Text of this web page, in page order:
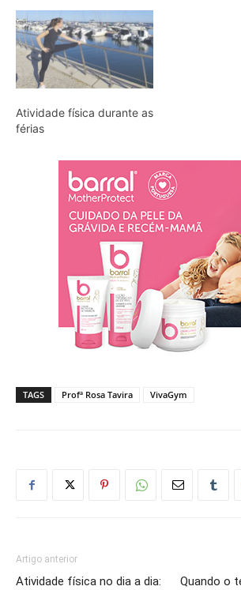
Atividade física durante as
férias
TAGS Profª Rosa Tavira VivaGym
Artigo anterior
Atividade física no dia a dia:
Quando o